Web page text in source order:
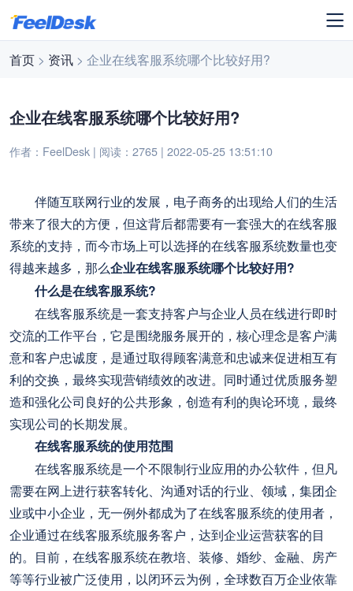
首页 > 资讯 > 企业在线客服系统哪个比较好用?
企业在线客服系统哪个比较好用?
作者：FeelDesk | 阅读：2765 | 2022-05-25 13:51:10
伴随互联网行业的发展，电子商务的出现给人们的生活
带来了很大的方便，但这背后都需要有一套强大的在线客服
系统的支持，而今市场上可以选择的在线客服系统数量也变
得越来越多，那么企业在线客服系统哪个比较好用?
什么是在线客服系统?
在线客服系统是一套支持客户与企业人员在线进行即时
交流的工作平台，它是围绕服务展开的，核心理念是客户满
意和客户忠诚度，是通过取得顾客满意和忠诚来促进相互有
利的交换，最终实现营销绩效的改进。同时通过优质服务塑
造和强化公司良好的公共形象，创造有利的舆论环境，最终
实现公司的长期发展。
在线客服系统的使用范围
在线客服系统是一个不限制行业应用的办公软件，但凡
需要在网上进行获客转化、沟通对话的行业、领域，集团企
业或中小企业，无一例外都成为了在线客服系统的使用者，
企业通过在线客服系统服务客户，达到企业运营获客的目
的。目前，在线客服系统在教培、装修、婚纱、金融、房产
等等行业被广泛使用，以闭环云为例，全球数百万企业依靠